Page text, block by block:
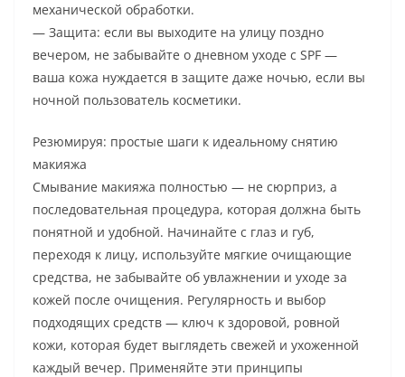
механической обработки.
— Защита: если вы выходите на улицу поздно
вечером, не забывайте о дневном уходе с SPF —
ваша кожа нуждается в защите даже ночью, если вы
ночной пользователь косметики.
Резюмируя: простые шаги к идеальному снятию
макияжа
Смывание макияжа полностью — не сюрприз, а
последовательная процедура, которая должна быть
понятной и удобной. Начинайте с глаз и губ,
переходя к лицу, используйте мягкие очищающие
средства, не забывайте об увлажнении и уходе за
кожей после очищения. Регулярность и выбор
подходящих средств — ключ к здоровой, ровной
кожи, которая будет выглядеть свежей и ухоженной
каждый вечер. Применяйте эти принципы